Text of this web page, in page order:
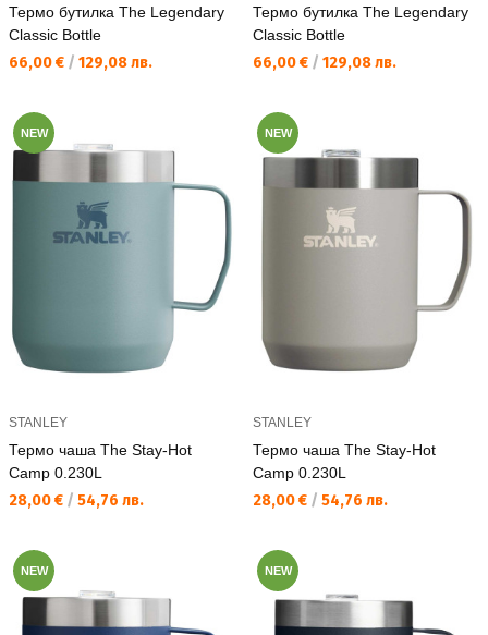
Термо бутилка The Legendary
Classic Bottle
Текуща цена:
66,00 € / 129,08 лв.
Термо бутилка The Legendary
Classic Bottle
Текуща цена:
66,00 € / 129,08 лв.
NEW
STANLEY
Термо чаша The Stay-Hot
Camp 0.230L
Текуща цена:
28,00 € / 54,76 лв.
NEW
STANLEY
Термо чаша The Stay-Hot
Camp 0.230L
Текуща цена:
28,00 € / 54,76 лв.
NEW NEW